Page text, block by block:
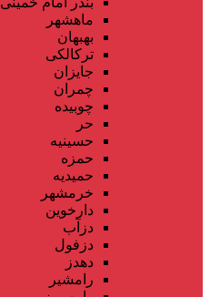
ماهشهر
بهبهان
ترکالکی
جایزان
چمران
چوبیده
حر
حسینیه
حمزه
حمیدیه
خرمشهر
دارخوین
دزآب
دزفول
دهدز
رامشیر